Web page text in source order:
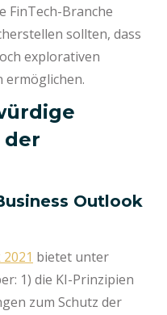
FinTech-Branche
sollten, dass
explorativen
ermöglichen.
der
Outlook
bietet unter
1) die KI-Prinzipien
zum Schutz der